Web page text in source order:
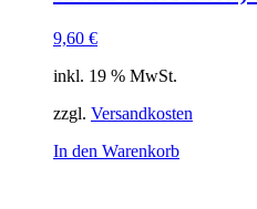
9,60 €
inkl. 19 % MwSt.
zzgl. Versandkosten
In den Warenkorb